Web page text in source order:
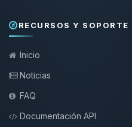
RECURSOS Y SOPORTE
Inicio
Noticias
FAQ
Documentación API